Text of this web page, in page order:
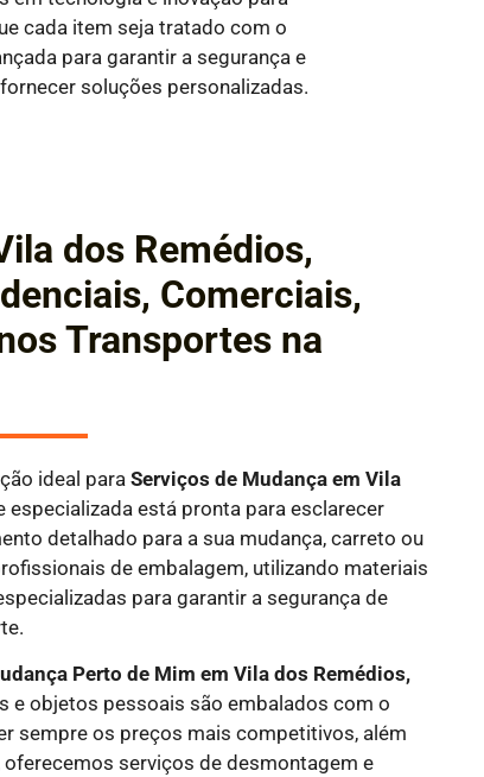
cada item seja tratado com o
para garantir a segurança e
soluções personalizadas.
dos Remédios,
Comerciais,
Transportes na
ideal paraServiços de Mudança em Vila
especializada está pronta para esclarecer
detalhado para a sua mudança, carreto ou
de embalagem, utilizando materiais
para garantir a segurança de
Perto de Mim em Vila dos Remédios,
e objetos pessoais são embalados com o
sempre os preços mais competitivos, além
oferecemos serviços de desmontagem e